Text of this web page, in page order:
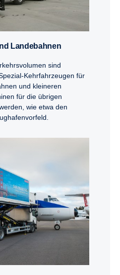
Lande­bahnen
sind
Kehrfahrzeugen für
und kleineren
für die übrigen
wie etwa den